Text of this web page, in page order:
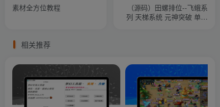
素材全方位教程
（源码）田螺排位--飞蛾系
列 天梯系统 元神突破 单机
相关推荐